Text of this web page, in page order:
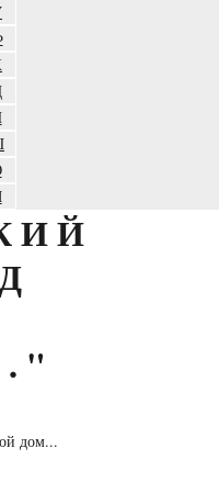
дом...